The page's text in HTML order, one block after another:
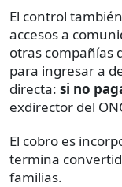
El control
accesos a
otras compañías
para ingresar a
directa: si no
exdirector del
El cobro es
termina
familias.